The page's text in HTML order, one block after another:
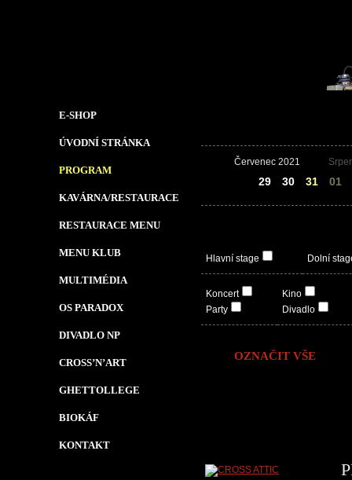
E-SHOP
ÚVODNÍ STRÁNKA
PROGRAM
KAVÁRNA/RESTAURACE
RESTAURACE MENU
MENU KLUB
MULTIMÉDIA
OS PARADOX
DIVADLO NP
CROSS’N’ART
GHETTOLLEGE
BIOKÁF
KONTAKT
Červenec 2021
29 30 31 01
Hlavní stage Dolní
Koncert
Party
Kino
Divadlo
OZNAČIT VŠE